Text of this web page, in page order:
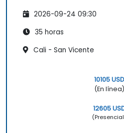
2026-09-24 09:30
35 horas
Cali - San Vicente
10105 USD
(En línea)
12605